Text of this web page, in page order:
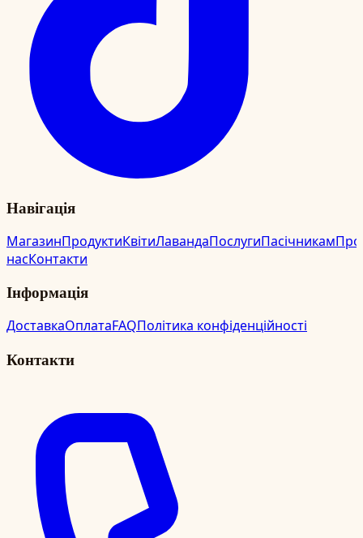
Навігація
МагазинПродуктиКвітиЛавандаПослугиПасічникамПро
насКонтакти
Інформація
ДоставкаОплатаFAQПолітика конфіденційності
Контакти